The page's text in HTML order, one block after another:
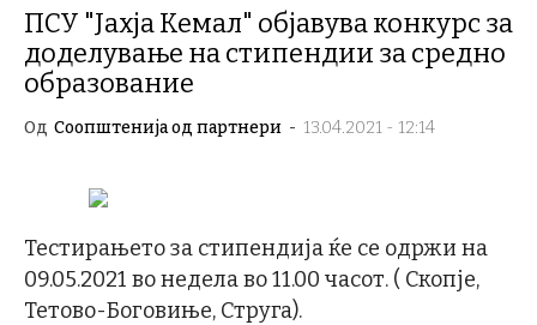
ПСУ "Јахја Кемал" објавува конкурс за
доделување на стипендии за средно
образование
Од Соопштенија од партнери - 13.04.2021 - 12:14
Тестирањето за стипендија ќе се одржи на
09.05.2021 во недела во 11.00 часот. ( Скопје,
Тетово-Боговиње, Струга).